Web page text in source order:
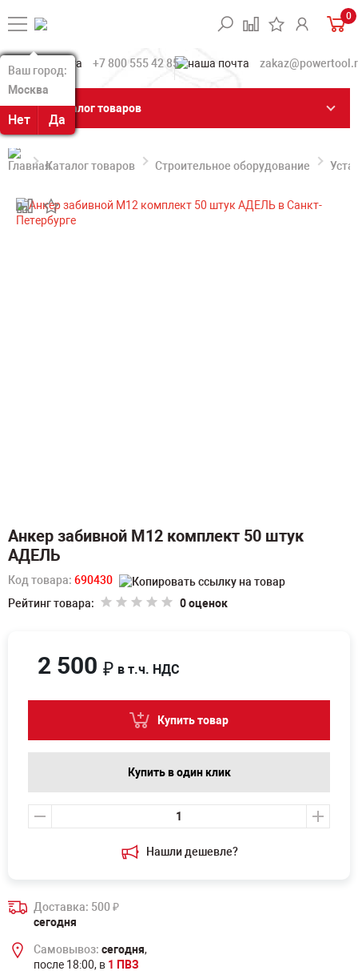
Ваш город:
Москва
Нет Да
Ваш город:
Москва
Нет Да
0
+7 800 555 42 85
Каталог товаров
Каталог товаров Строительное оборудование
Анкер забивной М12 комплект 50 штук
АДЕЛЬ
Код товара: 690430
Рейтинг товара:
0 оценок
Нашли дешевле?
2 500 ₽ в т.ч. НДС
Купить товар
Купить в один клик
Доставка: 500₽
сегодня
Самовывоз: сегодня,
после 18:00, в 1 ПВЗ